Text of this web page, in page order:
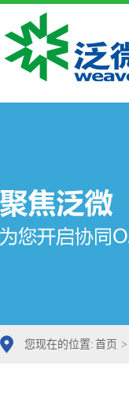
您现在的位置: 首页 >